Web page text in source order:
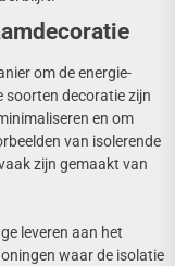
om de energie-
soorten decoratie zijn
en om
van isolerende
zijn gemaakt van
leveren aan het
waar de isolatie